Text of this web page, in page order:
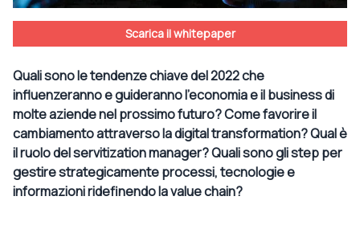
Scarica il whitepaper
Quali sono le tendenze chiave del 2022 che
influenzeranno e guideranno l’economia e il business di
molte aziende nel prossimo futuro? Come favorire il
cambiamento attraverso la digital transformation? Qual è
il ruolo del servitization manager? Quali sono gli step per
gestire strategicamente processi, tecnologie e
informazioni ridefinendo la value chain?